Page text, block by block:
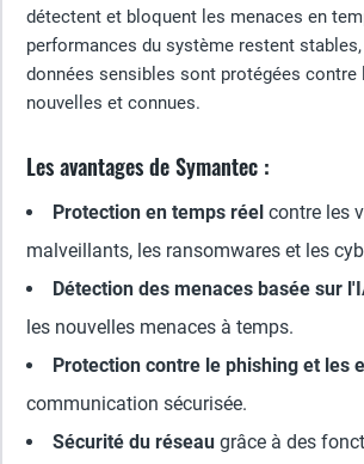
détectent et bloquent les menaces en
performances du système restent
données sensibles sont protégées contre
nouvelles et connues.
Les avantages de Symantec :
Protection en temps réel contre les
malveillants, les ransomwares et les
Détection des menaces basée sur
les nouvelles menaces à temps.
Protection contre le phishing et les
communication sécurisée.
Sécurité du réseau grâce à des